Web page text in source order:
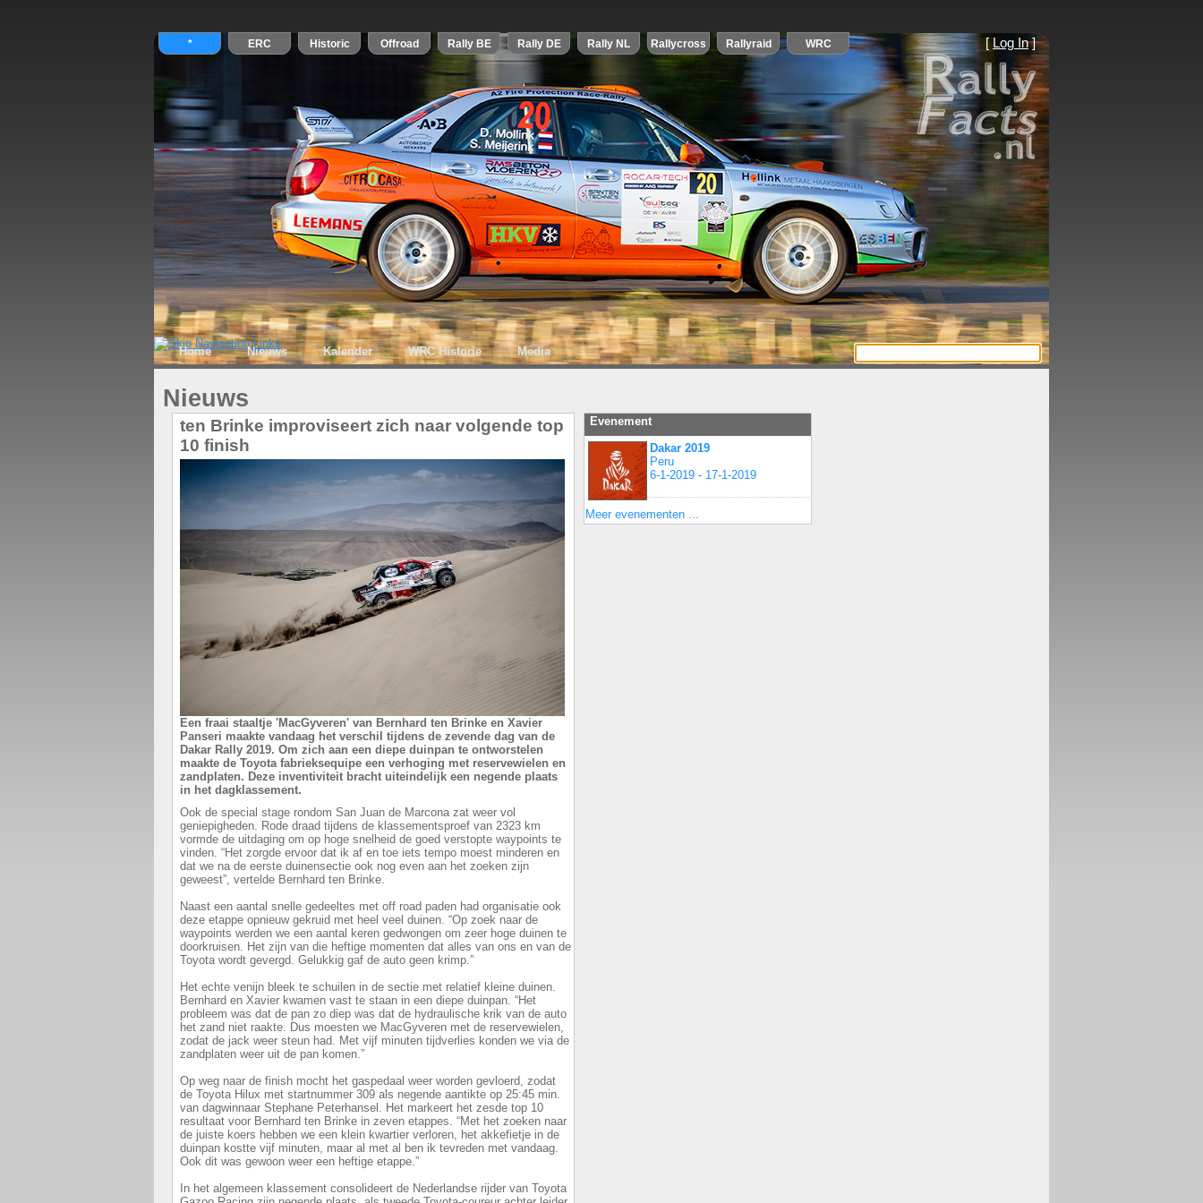
[ Log In]
Home Nieuws Kalender WRC Historie Media
Nieuws
ten Brinke improviseert zich naar volgende top
10 finish
Een fraai staaltje 'MacGyveren' van Bernhard ten Brinke en Xavier
Panseri maakte vandaag het verschil tijdens de zevende dag van de
Dakar Rally 2019. Om zich aan een diepe duinpan te ontworstelen
maakte de Toyota fabrieksequipe een verhoging met reservewielen en
zandplaten. Deze inventiviteit bracht uiteindelijk een negende plaats
in het dagklassement.
Ook de special stage rondom San Juan de Marcona zat weer vol
geniepigheden. Rode draad tijdens de klassementsproef van 2323 km
vormde de uitdaging om op hoge snelheid de goed verstopte waypoints te
vinden. “Het zorgde ervoor dat ik af en toe iets tempo moest minderen en
dat we na de eerste duinensectie ook nog even aan het zoeken zijn
geweest”, vertelde Bernhard ten Brinke.
Naast een aantal snelle gedeeltes met off road paden had organisatie ook
deze etappe opnieuw gekruid met heel veel duinen. “Op zoek naar de
waypoints werden we een aantal keren gedwongen om zeer hoge duinen te
doorkruisen. Het zijn van die heftige momenten dat alles van ons en van de
Toyota wordt gevergd. Gelukkig gaf de auto geen krimp.”
Het echte venijn bleek te schuilen in de sectie met relatief kleine duinen.
Bernhard en Xavier kwamen vast te staan in een diepe duinpan. “Het
probleem was dat de pan zo diep was dat de hydraulische krik van de auto
het zand niet raakte. Dus moesten we MacGyveren met de reservewielen,
zodat de jack weer steun had. Met vijf minuten tijdverlies konden we via de
zandplaten weer uit de pan komen.”
Op weg naar de finish mocht het gaspedaal weer worden gevloerd, zodat
de Toyota Hilux met startnummer 309 als negende aantikte op 25:45 min.
van dagwinnaar Stephane Peterhansel. Het markeert het zesde top 10
resultaat voor Bernhard ten Brinke in zeven etappes. “Met het zoeken naar
de juiste koers hebben we een klein kwartier verloren, het akkefietje in de
duinpan kostte vijf minuten, maar al met al ben ik tevreden met vandaag.
Ook dit was gewoon weer een heftige etappe.”
In het algemeen klassement consolideert de Nederlandse rijder van Toyota
Evenement
Dakar 2019
Peru
6-1-2019 - 17-1-2019
Meer evenementen ...